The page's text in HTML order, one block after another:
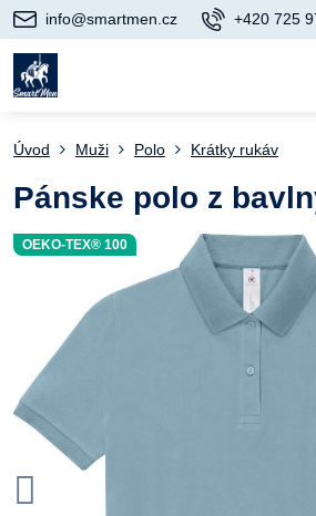
info@smartmen.cz +420 725
OEKO-TEX® 100
Úvod Muži Polo Krátky rukáv
Pánske polo z